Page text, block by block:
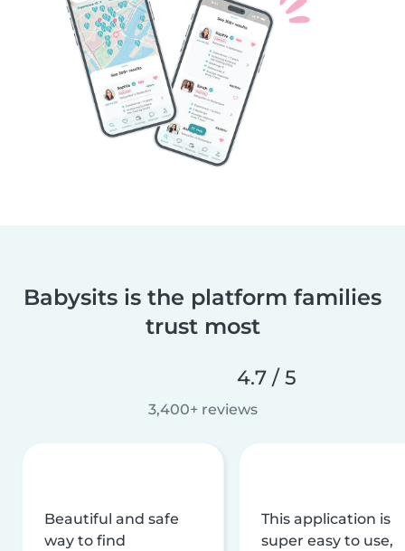
Babysits is the platform families
trust most
4.7 / 5
3,400+ reviews
Beautiful and safe
way to find
This application is
super easy to use,